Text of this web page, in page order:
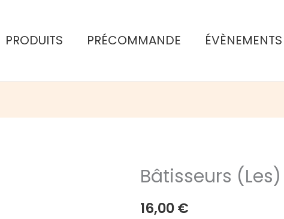
PRODUITS PRÉCOMMANDE ÉVÈNEMENTS
Bâtisseurs
16,00€